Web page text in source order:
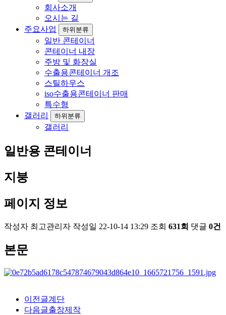
회사소개
오시는 길
주요사업
하위분류
일반 콘테이너
콘테이너 내장
주방 및 화장실
수출용콘테이너 개조
스틸하우스
iso수출용콘테이너 판매
특수형
갤러리
하위분류
갤러리
일반용 콘테이너
지붕
페이지 정보
작성자 최고관리자 작성일 22-10-14 13:29 조회 631회 댓글 0건
본문
이전글계단
다음글출장제작